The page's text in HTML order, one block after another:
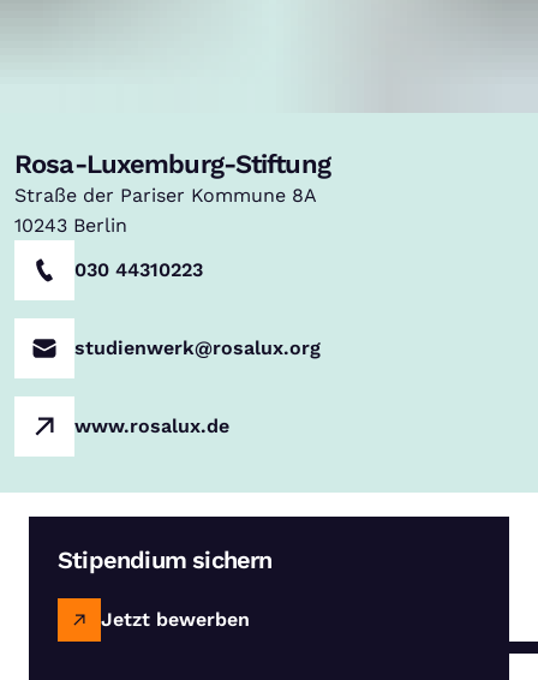
Rosa-Luxemburg-Stiftung
Straße der Pariser Kommune 8A
10243 Berlin
030 44310223
studienwerk@rosalux.org
www.rosalux.de
Stipendium sichern
Jetzt bewerben